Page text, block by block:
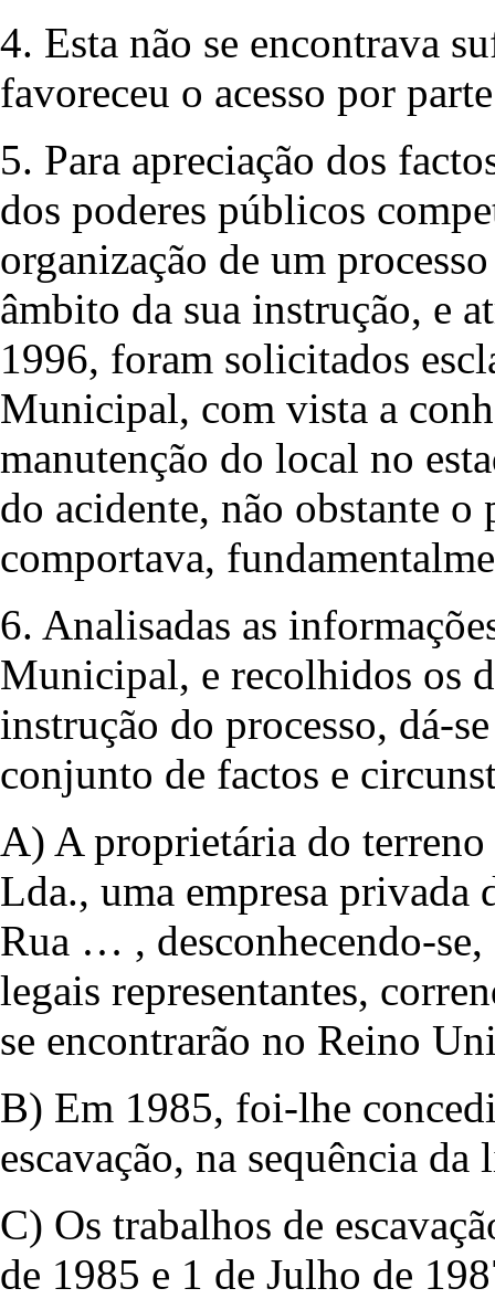
4. Esta não se encontrava
favoreceu o acesso por
5. Para apreciação dos
dos poderes públicos
organização de um
âmbito da sua instrução, e
1996, foram solicitados
Municipal, com vista a
manutenção do local no
do acidente, não obstante
comportava,
6. Analisadas as
Municipal, e recolhidos os
instrução do processo, dá-
conjunto de factos e
A) A proprietária do
Lda., uma empresa privada
Rua … , desconhecendo-se,
legais representantes,
se encontrarão no Reino
B) Em 1985, foi-lhe
escavação, na sequência
C) Os trabalhos de
de 1985 e 1 de Julho de